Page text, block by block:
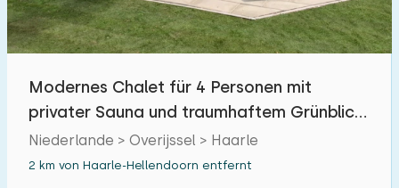
Entfernungen
20 30
Zum Meer :
Modernes Chalet für 4 Personen mit
privater Sauna und traumhaftem Grünblick
in Salland
Niederlande > Overijssel > Haarle
2 km von Haarle-Hellendoorn entfernt